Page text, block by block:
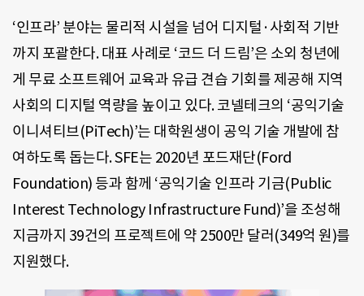
‘인프라’ 분야는 물리적 시설을 넘어 디지털·사회적 기반
까지 포괄한다. 대표 사례로 ‘코드 더 드림’은 소외 청년에
게 무료 소프트웨어 교육과 유급 견습 기회를 제공해 지역
사회의 디지털 역량을 높이고 있다. 코넬테크의 ‘공익기술
이니셔티브(PiTech)’는 대학원생이 공익 기술 개발에 참
여하도록 돕는다. SFE는 2020년 포드재단(Ford
Foundation) 등과 함께 ‘공익기술 인프라 기금(Public
Interest Technology Infrastructure Fund)’을 조성해
지금까지 39건의 프로젝트에 약 2500만 달러(349억 원)를
지원했다.